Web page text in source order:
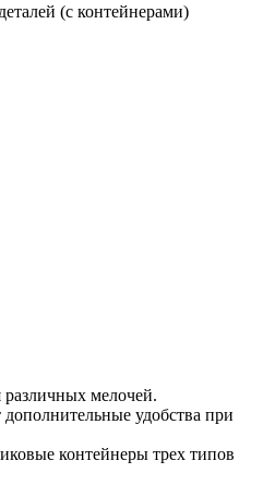
(с контейнерами)
различных мелочей.
удобства при
контейнеры трех типов